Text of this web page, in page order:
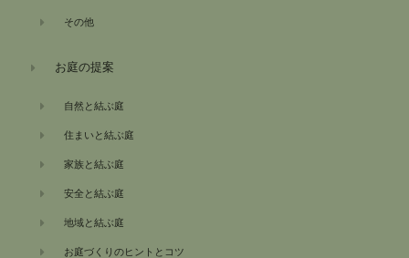
その他
お庭の提案
自然と結ぶ庭
住まいと結ぶ庭
家族と結ぶ庭
安全と結ぶ庭
地域と結ぶ庭
お庭づくりのヒントとコツ